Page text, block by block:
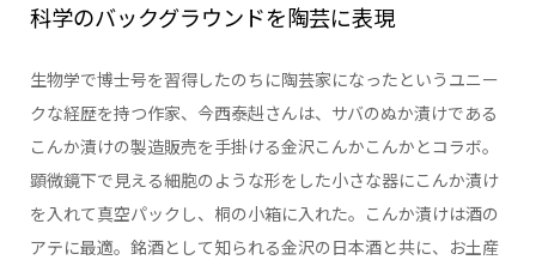
科学のバックグラウンドを陶芸に表現
生物学で博士号を習得したのちに陶芸家になったというユニー
クな経歴を持つ作家、今西泰赳さんは、サバのぬか漬けである
こんか漬けの製造販売を手掛ける金沢こんかこんかとコラボ。
顕微鏡下で見える細胞のような形をした小さな器にこんか漬け
を入れて真空パックし、桐の小箱に入れた。こんか漬けは酒の
アテに最適。銘酒として知られる金沢の日本酒と共に、お土産